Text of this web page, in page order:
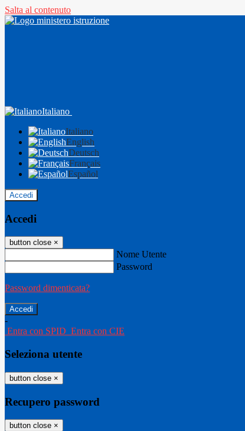
Salta al contenuto
Italiano
Italiano
English
Deutsch
Français
Español
Accedi
Accedi
button close ×
Nome Utente
Password
Password dimenticata?
-
Entra con SPID Entra con CIE
Seleziona utente
button close ×
Recupero password
button close ×